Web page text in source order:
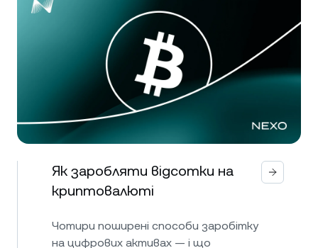
Як заробляти відсотки на
криптовалюті
Чотири поширені способи заробітку
на цифрових активах — і що